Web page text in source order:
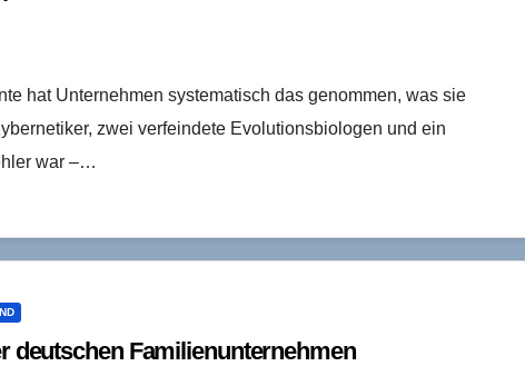
hat Unternehmen systematisch das genommen, was sie
zwei verfeindete Evolutionsbiologen und ein
war –…
deutschen Familienunternehmen